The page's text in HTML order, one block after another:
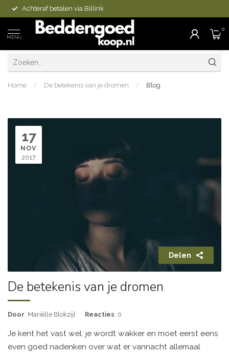
Achteraf betalen via Billink
MENU
0
Home / De betekenis van je dromen / Blog
17
NOV
2017
Delen
De betekenis van je dromen
Door: Mariëlle Blokzijl Reacties: 0
Je kent het vast wel: je wordt wakker en moet eerst eens
even goed nadenken over wat er vannacht allemaal